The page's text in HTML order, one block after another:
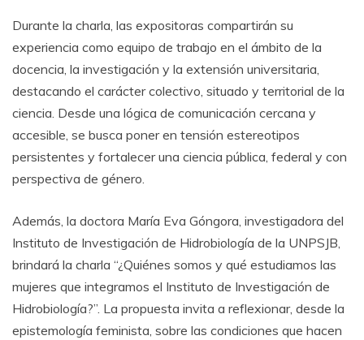
Durante la charla, las expositoras compartirán su
experiencia como equipo de trabajo en el ámbito de la
docencia, la investigación y la extensión universitaria,
destacando el carácter colectivo, situado y territorial de la
ciencia. Desde una lógica de comunicación cercana y
accesible, se busca poner en tensión estereotipos
persistentes y fortalecer una ciencia pública, federal y con
perspectiva de género.
Además, la doctora María Eva Góngora, investigadora del
Instituto de Investigación de Hidrobiología de la UNPSJB,
brindará la charla “¿Quiénes somos y qué estudiamos las
mujeres que integramos el Instituto de Investigación de
Hidrobiología?”. La propuesta invita a reflexionar, desde la
epistemología feminista, sobre las condiciones que hacen